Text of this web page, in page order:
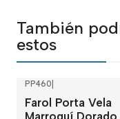
También
estos
PP460
Farol Porta Vela